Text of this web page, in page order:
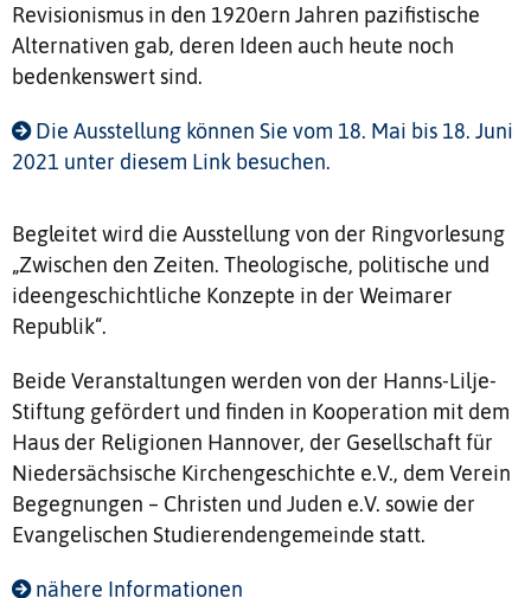
Revisionismus in den 1920ern Jahren pazifistische
Alternativen gab, deren Ideen auch heute noch
bedenkenswert sind.
Die Ausstellung können Sie vom 18. Mai bis 18. Juni
2021 unter diesem Link besuchen.
Begleitet wird die Ausstellung von der Ringvorlesung
„Zwischen den Zeiten. Theologische, politische und
ideengeschichtliche Konzepte in der Weimarer
Republik“.
Beide Veranstaltungen werden von der Hanns-Lilje-
Stiftung gefördert und finden in Kooperation mit dem
Haus der Religionen Hannover, der Gesellschaft für
Niedersächsische Kirchengeschichte e.V., dem Verein
Begegnungen – Christen und Juden e.V. sowie der
Evangelischen Studierendengemeinde statt.
nähere Informationen